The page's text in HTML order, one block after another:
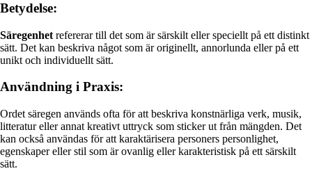
Betydelse:
Säregenhet refererar till det som är särskilt eller speciellt på ett distinkt
sätt. Det kan beskriva något som är originellt, annorlunda eller på ett
unikt och individuellt sätt.
Användning i Praxis:
Ordet säregen används ofta för att beskriva konstnärliga verk, musik,
litteratur eller annat kreativt uttryck som sticker ut från mängden. Det
kan också användas för att karaktärisera personers personlighet,
egenskaper eller stil som är ovanlig eller karakteristisk på ett särskilt
sätt.